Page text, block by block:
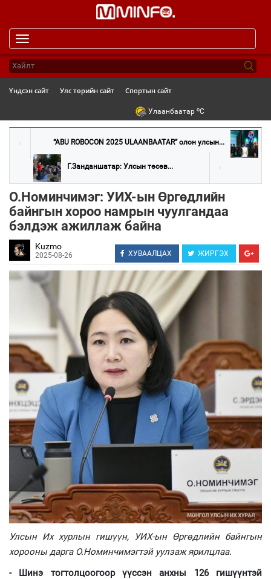
navigation
Үндсэн сайт Улс төрийн сайт Спортын сайт
Улаанбаатар oC
“ABU ROBOCON 2025 ULAANBAATAR” олон улсын...
Г.Занданшатар: Улсын төсөв...
О.Номинчимэг: УИХ-ын Өргөдлийн
байнгын хороо намрын чуулгандаа
бэлдэж ажиллаж байна
Kuzmo
2025-08-26 ХУВААЛЦАХ ЖИРГЭХ
Улсын Их хурлын гишүүн, УИХ-ын Өргөдлийн байнгын
хорооны дарга О.Номинчимэгтэй уулзаж ярилцлаа.
- Шинэ тогтолцоогоор үүссэн анхны 126 гишүүнтэй